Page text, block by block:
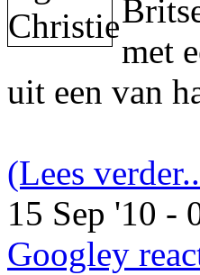
met
uit een van
(Lees
15 Sep '10 -
Googley